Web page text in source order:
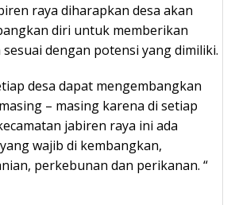
raya diharapkan desa akan
diri untuk memberikan
dengan potensi yang dimiliki.
desa dapat mengembangkan
– masing karena di setiap
jabiren raya ini ada
wajib di kembangkan,
perkebunan dan perikanan. “